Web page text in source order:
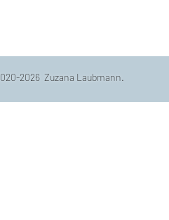
2026 Zuzana Laubmann.